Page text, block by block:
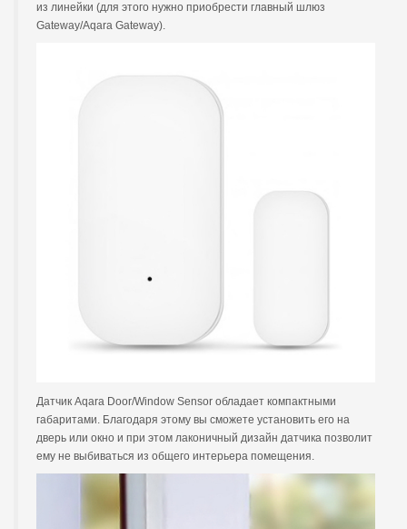
из линейки (для этого нужно приобрести главный шлюз
Gateway/Aqara Gateway).
Датчик Aqara Door/Window Sensor обладает компактными
габаритами. Благодаря этому вы сможете установить его на
дверь или окно и при этом лаконичный дизайн датчика позволит
ему не выбиваться из общего интерьера помещения.